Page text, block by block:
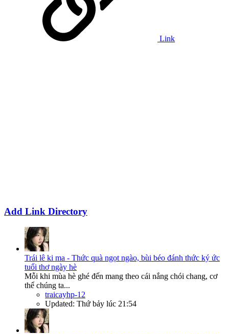
Link
Add Link Directory
Trái lê ki ma - Thức quà ngọt ngào, bùi béo đánh thức ký ức
tuổi thơ ngày hè
Mỗi khi mùa hè ghé đến mang theo cái nắng chói chang, cơ
thể chúng ta...
traicayhp-12
Updated: Thứ bảy lúc 21:54